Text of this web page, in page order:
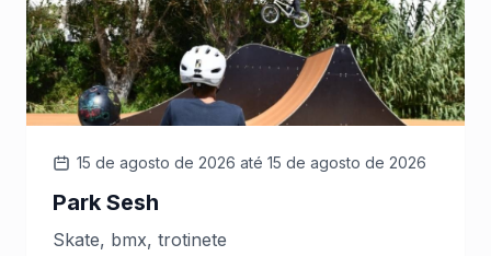
15 de agosto de 2026 até 15 de agosto de 2026
Park Sesh
Skate, bmx, trotinete